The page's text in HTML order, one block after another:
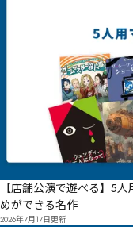
【店舗公演で遊べる】5
めができる名作
2026年7月17日更新